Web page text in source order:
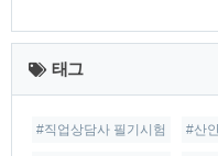
최
근
글
태그
#직업상담사 필기시험 #산